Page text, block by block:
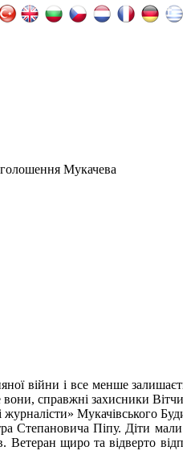
Мукачева
війни і все менше
справжні захисники
Мукачівського
Степановича Піпу. Діти
щиро та відверто